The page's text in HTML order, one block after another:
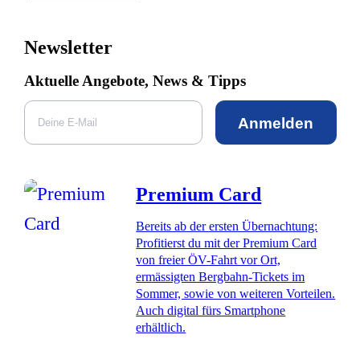
Newsletter
Aktuelle Angebote, News & Tipps
Anmelden
Premium Card
Bereits ab der ersten Übernachtung:
Profitierst du mit der Premium Card
von freier ÖV-Fahrt vor Ort,
ermässigten Bergbahn-Tickets im
Sommer, sowie von weiteren Vorteilen.
Auch digital fürs Smartphone
erhältlich.